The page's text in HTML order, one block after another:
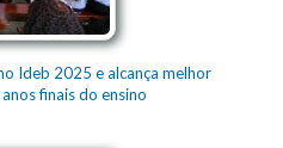
Ideb 2025 e alcança melhor
finais do ensino